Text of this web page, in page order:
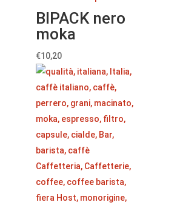
BIPACK nero
moka
€10,20